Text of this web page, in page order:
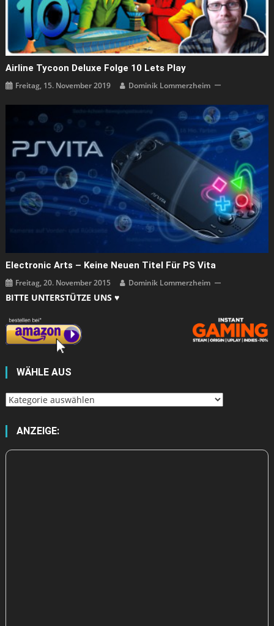
Airline Tycoon Deluxe Folge 10 Lets Play
Freitag, 15. November 2019 Dominik Lommerzheim
Electronic Arts – Keine Neuen Titel Für PS Vita
Freitag, 20. November 2015 Dominik Lommerzheim
BITTE UNTERSTÜTZE UNS ♥
WÄHLE AUS
Wähle
ANZEIGE: